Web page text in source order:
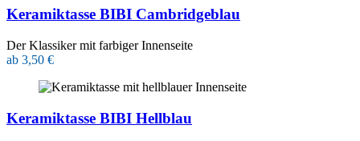
Keramiktasse BIBI Cambridgeblau
Der Klassiker mit farbiger Innenseite
ab 3,50 €
Keramiktasse BIBI Hellblau